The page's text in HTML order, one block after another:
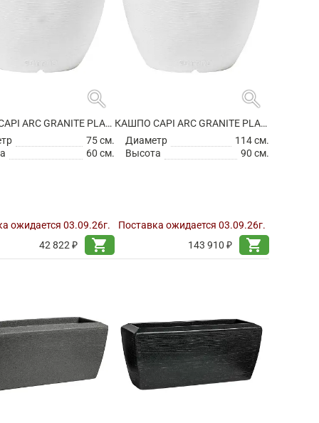
search
КАШПО CAPI ARC GRANITE PLANTER BALL WHITE
75 см.
60 см.
ожидается 03.09.26г.
42 822 ₽
shopping_cart
search
КАШПО CAPI ARC GRANITE PLANTER BALL WHITE
Диаметр
114 см.
Высота
90 см.
Поставка ожидается 03.09.26г.
143 910 ₽
shopping_cart